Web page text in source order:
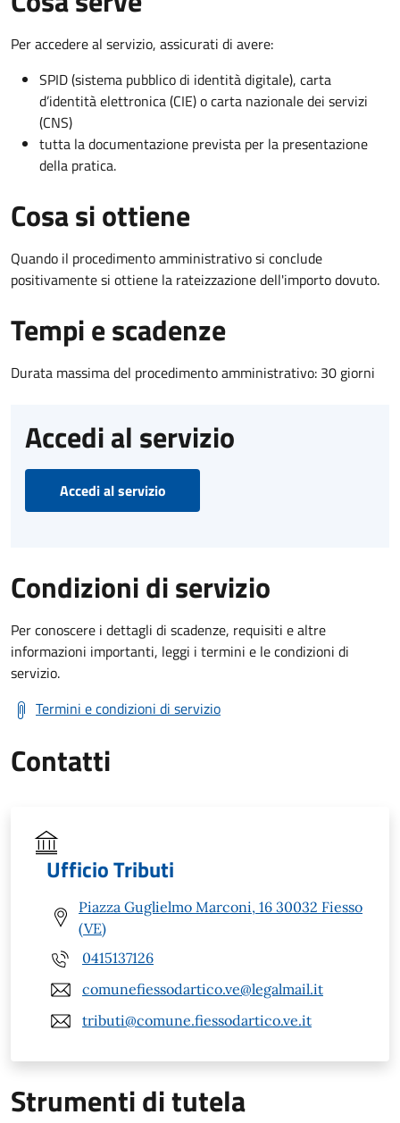
Per accedere al servizio, assicurati di avere:
SPID (sistema pubblico di identità digitale), carta
d’identità elettronica (CIE) o carta nazionale dei servizi
(CNS)
tutta la documentazione prevista per la presentazione
della pratica.
Cosa si ottiene
Quando il procedimento amministrativo si conclude
positivamente si ottiene la rateizzazione dell'importo dovuto.
Tempi e scadenze
Durata massima del procedimento amministrativo: 30 giorni
Accedi al servizio
Accedi al servizio
Condizioni di servizio
Per conoscere i dettagli di scadenze, requisiti e altre
informazioni importanti, leggi i termini e le condizioni di
servizio.
Termini e condizioni di servizio
Contatti
Ufficio Tributi
Piazza Guglielmo Marconi, 16 30032 Fiesso
(VE)
0415137126
comunefiessodartico.ve@legalmail.it
tributi@comune.fiessodartico.ve.it
Strumenti di tutela